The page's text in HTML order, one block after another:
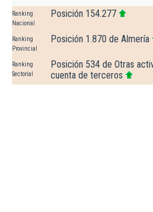
Ranking
Nacional
Posición 154.277
Ranking
Provincial
Posición 1.870 de Almería
Ranking
Sectorial
Posición 534 de Otras
cuenta de terceros